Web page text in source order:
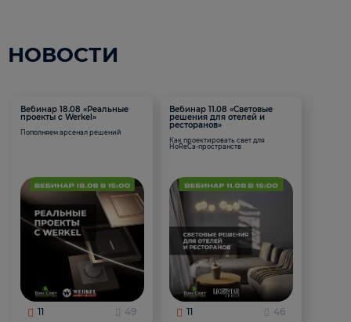
НОВОСТИ
Вебинар 18.08 «Реальные
проекты с Werkel»
Пополняем арсенал решений
11 49
Вебинар 11.08 «Световые
решения для отелей и
ресторанов»
Как проектировать свет для
HoReCa-пространств
11 46